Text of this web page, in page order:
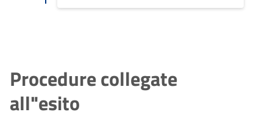
Procedure collegate
all"esito